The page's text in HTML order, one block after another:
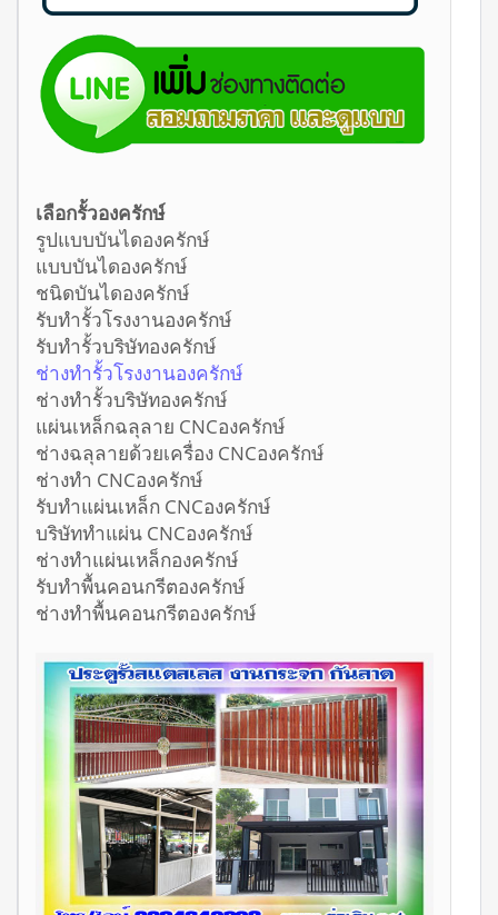
เลือกรั้วองครักษ์
รูปแบบบันไดองครักษ์
แบบบันไดองครักษ์
ชนิดบันไดองครักษ์
รับทำรั้วโรงงานองครักษ์
รับทำรั้วบริษัทองครักษ์
ช่างทำรั้วโรงงานองครักษ์
ช่างทำรั้วบริษัทองครักษ์
แผ่นเหล็กฉลุลาย CNCองครักษ์
ช่างฉลุลายด้วยเครื่อง CNCองครักษ์
ช่างทำ CNCองครักษ์
รับทำแผ่นเหล็ก CNCองครักษ์
บริษัททำแผ่น CNCองครักษ์
ช่างทำแผ่นเหล็กองครักษ์
รับทำพื้นคอนกรีตองครักษ์
ช่างทำพื้นคอนกรีตองครักษ์